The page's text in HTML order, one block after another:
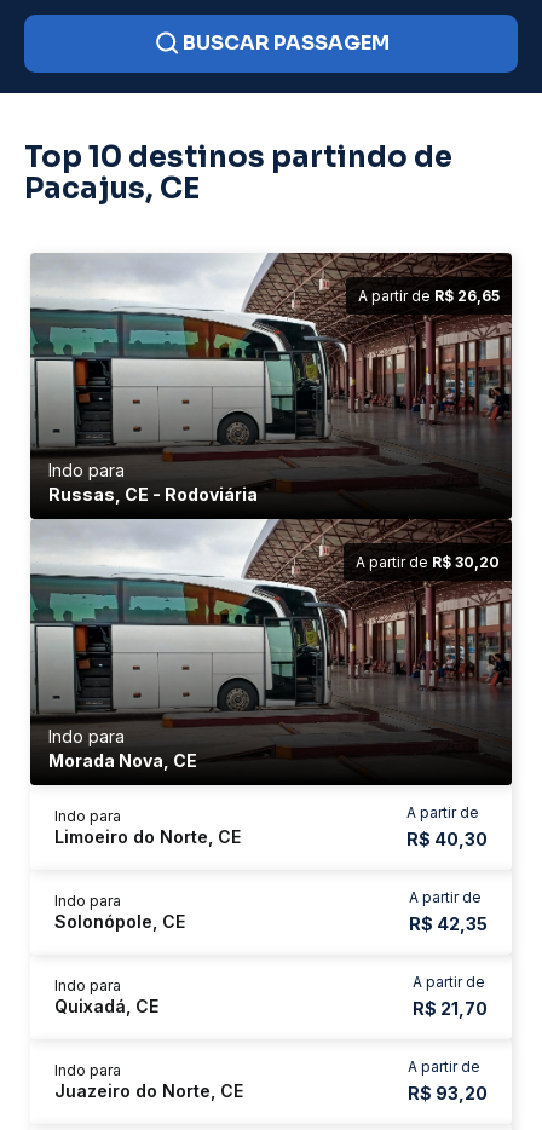
BUSCAR PASSAGEM
Top 10 destinos partindo de
Pacajus, CE
A partir de R$ 26,65
Indo para
Russas, CE - Rodoviária
A partir de R$ 30,20
Indo para
Morada Nova, CE
A partir de
R$ 40,30
Indo para
Limoeiro do Norte, CE
A partir de
R$ 42,35
Indo para
Solonópole, CE
A partir de
R$ 21,70
Indo para
Quixadá, CE
A partir de
R$ 93,20
Indo para
Juazeiro do Norte, CE